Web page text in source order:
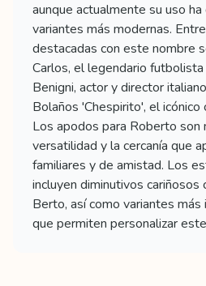
aunque actualmente su uso
variantes más modernas.
destacadas con este nombre
Carlos, el legendario
Benigni, actor y director
Bolaños 'Chespirito', el icónico
Los apodos para Roberto son
versatilidad y la cercanía que
familiares y de amistad. Los
incluyen diminutivos cariñosos
Berto, así como variantes
que permiten personalizar